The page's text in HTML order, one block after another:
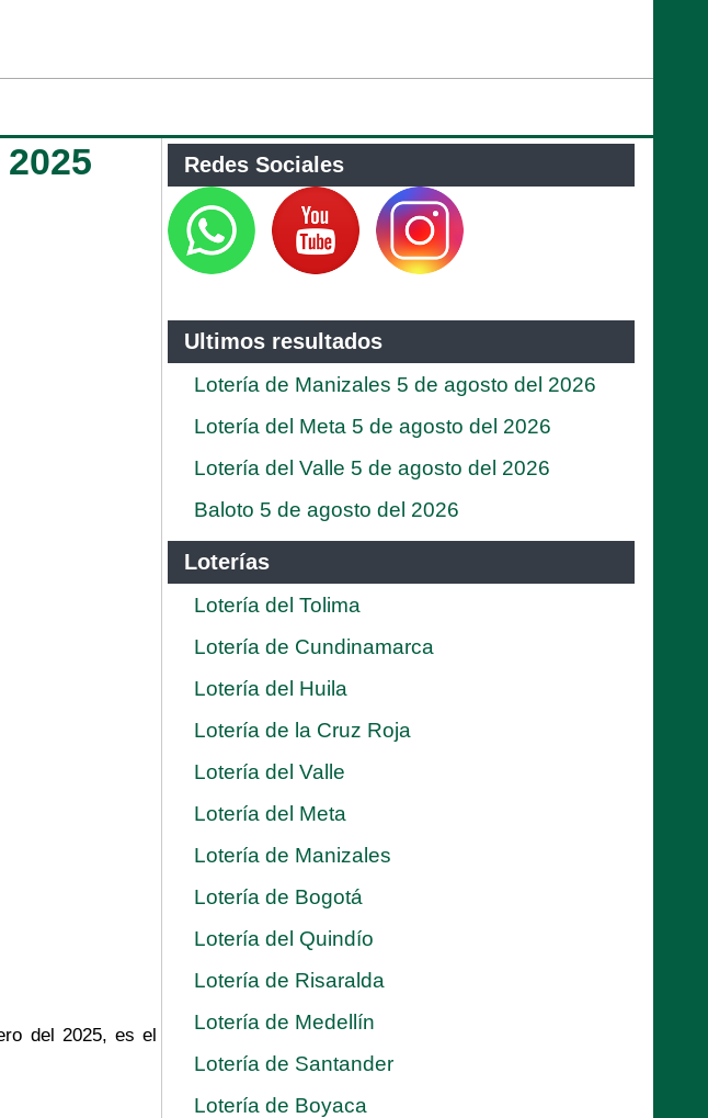
del 2025, es el
Redes Sociales
Ultimos resultados
Lotería de Manizales 5 de agosto del 2026
Lotería del Meta 5 de agosto del 2026
Lotería del Valle 5 de agosto del 2026
Baloto 5 de agosto del 2026
Loterías
Lotería del Tolima
Lotería de Cundinamarca
Lotería del Huila
Lotería de la Cruz Roja
Lotería del Valle
Lotería del Meta
Lotería de Manizales
Lotería de Bogotá
Lotería del Quindío
Lotería de Risaralda
Lotería de Medellín
Lotería de Santander
Lotería de Boyaca